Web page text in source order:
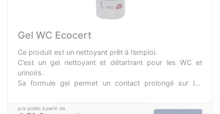
Gel WC Ecocert
Ce produit est un nettoyant prêt à l’emploi.
C’est un gel nettoyant et détartrant pour les WC et
urinoirs.
Sa formule gel permet un contact prolongé sur les